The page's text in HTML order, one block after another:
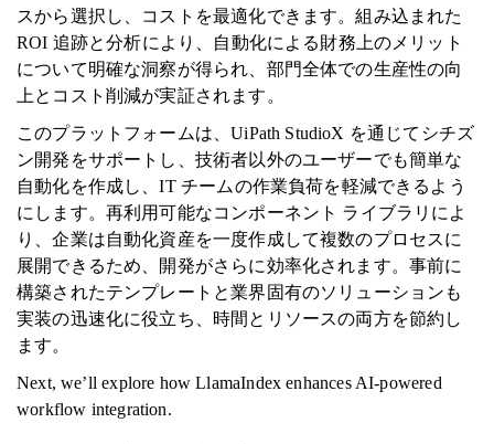
スから選択し、コストを最適化できます。組み込まれた
ROI 追跡と分析により、自動化による財務上のメリット
について明確な洞察が得られ、部門全体での生産性の向
上とコスト削減が実証されます。
このプラットフォームは、UiPath StudioX を通じてシチズ
ン開発をサポートし、技術者以外のユーザーでも簡単な
自動化を作成し、IT チームの作業負荷を軽減できるよう
にします。再利用可能なコンポーネント ライブラリによ
り、企業は自動化資産を一度作成して複数のプロセスに
展開できるため、開発がさらに効率化されます。事前に
構築されたテンプレートと業界固有のソリューションも
実装の迅速化に役立ち、時間とリソースの両方を節約し
ます。
Next, we’ll explore how LlamaIndex enhances AI-powered
workflow integration.